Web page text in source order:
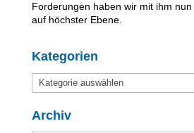
Forderungen haben wir mit ihm
auf höchster Ebene.
Kategorien
Kategorien
Archiv